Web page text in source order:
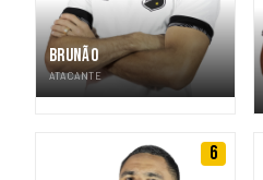
BRUNÃO
ATACANTE
6